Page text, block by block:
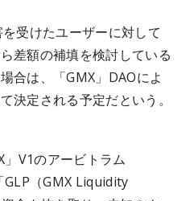
受けたユーザーに対して
差額の補填を検討している
合は、「GMX」DAOによ
決定される予定だという。
V1のアービトラム
GLP（GMX Liquidity